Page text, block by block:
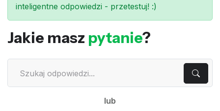
inteligentne odpowiedzi - przetestuj! :)
Jakie masz pytanie?
lub